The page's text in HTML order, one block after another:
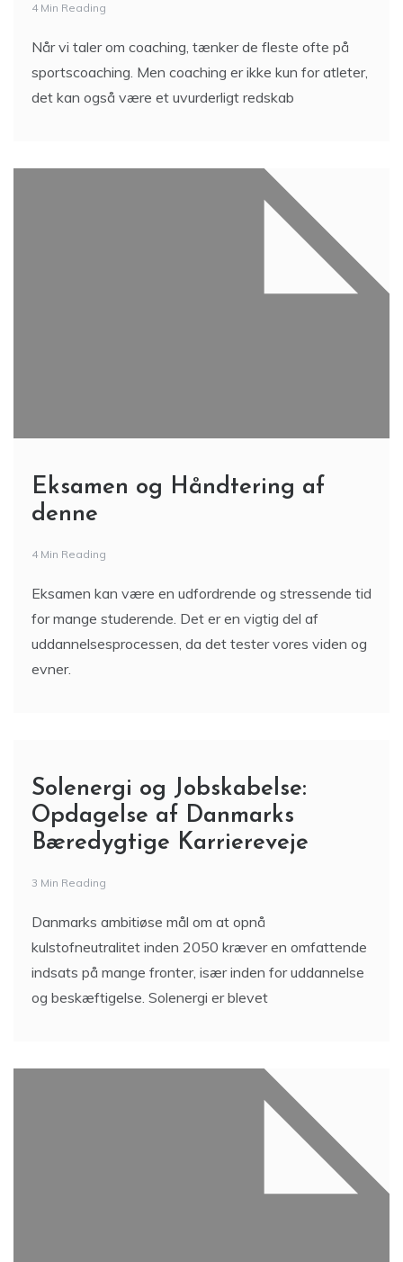
4 Min Reading
Når vi taler om coaching, tænker de fleste ofte på
sportscoaching. Men coaching er ikke kun for atleter,
det kan også være et uvurderligt redskab
Eksamen og Håndtering af
denne
4 Min Reading
Eksamen kan være en udfordrende og stressende tid
for mange studerende. Det er en vigtig del af
uddannelsesprocessen, da det tester vores viden og
evner.
Solenergi og Jobskabelse:
Opdagelse af Danmarks
Bæredygtige Karriereveje
3 Min Reading
Danmarks ambitiøse mål om at opnå
kulstofneutralitet inden 2050 kræver en omfattende
indsats på mange fronter, især inden for uddannelse
og beskæftigelse. Solenergi er blevet